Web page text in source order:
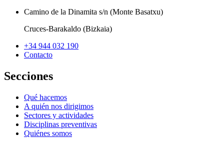
Camino de la Dinamita s/n (Monte Basatxu)
Cruces-Barakaldo (Bizkaia)
+34 944 032 190
Contacto
Secciones
Qué hacemos
A quién nos dirigimos
Sectores y actividades
Disciplinas preventivas
Quiénes somos